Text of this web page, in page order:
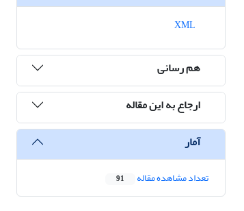
هم رسانی
ارجاع به این مقاله
آمار
تعداد مشاهده مقاله 91